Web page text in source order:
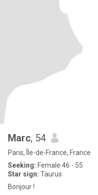
Marc, 54
Paris, Île-de-France, France
Seeking: Female 46 - 55
Star sign: Taurus
Bonjour !